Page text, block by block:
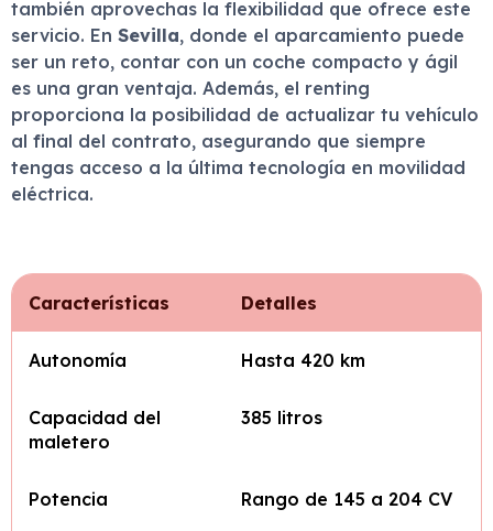
también aprovechas la flexibilidad que ofrece este
servicio. En Sevilla, donde el aparcamiento puede
ser un reto, contar con un coche compacto y ágil
es una gran ventaja. Además, el renting
proporciona la posibilidad de actualizar tu vehículo
al final del contrato, asegurando que siempre
tengas acceso a la última tecnología en movilidad
eléctrica.
Características Detalles
Autonomía Hasta 420 km
Capacidad del
maletero
385 litros
Potencia Rango de 145 a 204 CV